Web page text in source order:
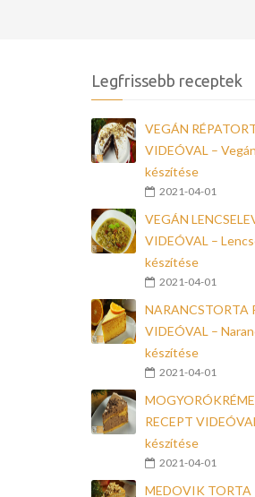
Legfrissebb receptek
VEGÁN
VIDEÓVAL –
készítése
2021-04-01
VEGÁN
VIDEÓVAL –
készítése
2021-04-01
NARANCSTORTA
VIDEÓVAL –
készítése
2021-04-01
RECEPT
készítése
2021-04-01
MEDOVIK TORTA